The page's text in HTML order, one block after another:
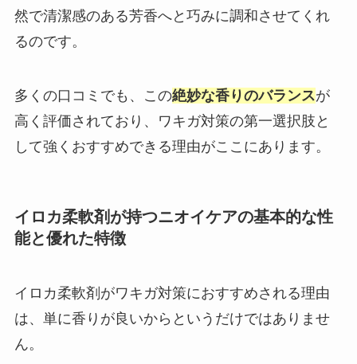
然で清潔感のある芳香へと巧みに調和させてくれ
るのです。
多くの口コミでも、この絶妙な香りのバランスが
高く評価されており、ワキガ対策の第一選択肢と
して強くおすすめできる理由がここにあります。
イロカ柔軟剤が持つニオイケアの基本的な性
能と優れた特徴
イロカ柔軟剤がワキガ対策におすすめされる理由
は、単に香りが良いからというだけではありませ
ん。